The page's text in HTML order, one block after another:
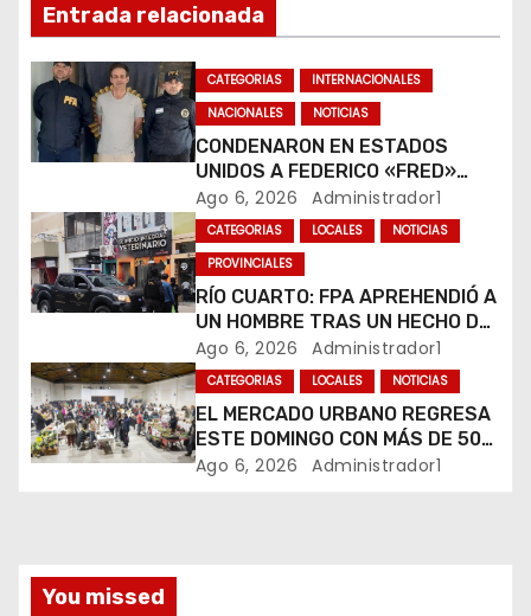
n
d
e
e
n
t
r
a
d
a
Entrada relacionada
CATEGORIAS
INTERNACIONALES
NACIONALES
NOTICIAS
CONDENARON EN ESTADOS
UNIDOS A FEDERICO «FRED»
MACHADO POR LAVADO DE
DINERO Y FRAUDE
Ago 6, 2026 Administrador1
CATEGORIAS LOCALES
NOTICIAS
PROVINCIALES
RÍO CUARTO: FPA APREHENDIÓ A
UN HOMBRE TRAS UN HECHO DE
HURTO EN UNA VETERINARIA
Ago 6, 2026 Administrador1
CATEGORIAS LOCALES NOTICIAS
EL MERCADO URBANO REGRESA
ESTE DOMINGO CON MÁS DE 50
EMPRENDEDORES LOCALES
Ago 6, 2026 Administrador1
You missed